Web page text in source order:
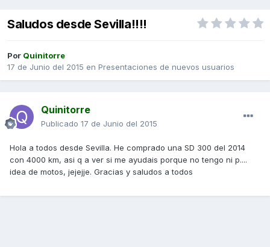
Saludos desde Sevilla!!!!
Por Quinitorre
17 de Junio del 2015 en Presentaciones de nuevos usuarios
Quinitorre
Publicado 17 de Junio del 2015
Hola a todos desde Sevilla. He comprado una SD 300 del 2014
con 4000 km, asi q a ver si me ayudais porque no tengo ni p....
idea de motos, jejejje. Gracias y saludos a todos